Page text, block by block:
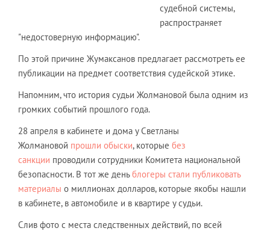
судебной системы,
распространяет
"недостоверную информацию".
По этой причине Жумаксанов предлагает рассмотреть ее
публикации на предмет соответствия судейской этике.
Напомним, что история судьи Жолмановой была одним из
громких событий прошлого года.
28 апреля в кабинете и дома у Светланы
Жолмановой прошли обыски, которые без
санкции проводили сотрудники Комитета национальной
безопасности. В тот же деньблогеры стали публиковать
материалы о миллионах долларов, которые якобы нашли
в кабинете, в автомобиле и в квартире у судьи.
Слив фото с места следственных действий, по всей